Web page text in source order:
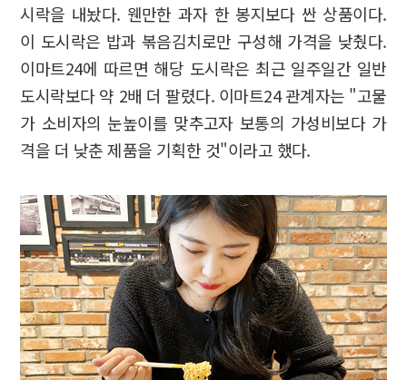
시락을 내놨다. 웬만한 과자 한 봉지보다 싼 상품이다.
이 도시락은 밥과 볶음김치로만 구성해 가격을 낮췄다.
이마트24에 따르면 해당 도시락은 최근 일주일간 일반
도시락보다 약 2배 더 팔렸다. 이마트24 관계자는 "고물
가 소비자의 눈높이를 맞추고자 보통의 가성비보다 가
격을 더 낮춘 제품을 기획한 것"이라고 했다.